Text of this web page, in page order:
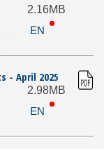
2.16MB
EN
- April 2025
2.98MB
EN